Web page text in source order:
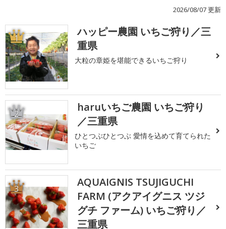
2026/08/07 更新
1
ハッピー農園 いちご狩り／三
重県
大粒の章姫を堪能できるいちご狩り
2
haruいちご農園 いちご狩り
／三重県
ひとつぶひとつぶ 愛情を込めて育てられた
いちご
3
AQUAIGNIS TSUJIGUCHI
FARM (アクアイグニス ツジ
グチ ファーム) いちご狩り／
三重県